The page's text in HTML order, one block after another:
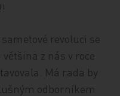
revoluci se
z nás v roce
Má rada by
odborníkem